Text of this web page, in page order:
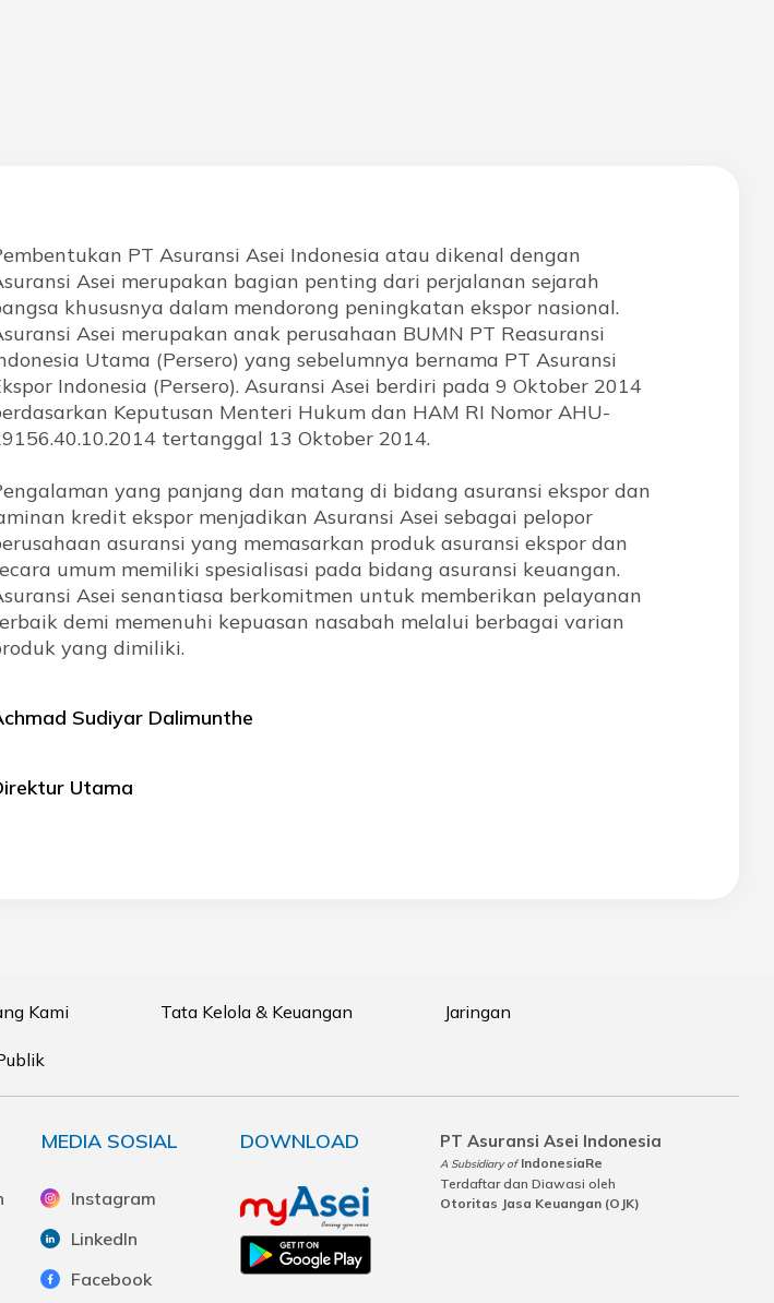
PT Asuransi Asei Indonesia atau dikenal dengan
Asei merupakan bagian penting dari perjalanan sejarah
khususnya dalam mendorong peningkatan ekspor nasional.
Asei merupakan anak perusahaan BUMN PT Reasuransi
Utama (Persero) yang sebelumnya bernama PT Asuransi
Indonesia (Persero). Asuransi Asei berdiri pada 9 Oktober 2014
Keputusan Menteri Hukum dan HAM RI Nomor AHU-
tertanggal 13 Oktober 2014.
yang panjang dan matang di bidang asuransi ekspor dan
kredit ekspor menjadikan Asuransi Asei sebagai pelopor
asuransi yang memasarkan produk asuransi ekspor dan
umum memiliki spesialisasi pada bidang asuransi keuangan.
Asei senantiasa berkomitmen untuk memberikan pelayanan
demi memenuhi kepuasan nasabah melalui berbagai varian
yang dimiliki.
Sudiyar Dalimunthe
Utama
Kami Tata Kelola & Keuangan
Jaringan
MEDIA SOSIAL
Instagram
LinkedIn
Facebook
DOWNLOAD PT Asuransi Asei Indonesia
A Subsidiary of IndonesiaRe
Terdaftar dan Diawasi oleh
Otoritas Jasa Keuangan (OJK)